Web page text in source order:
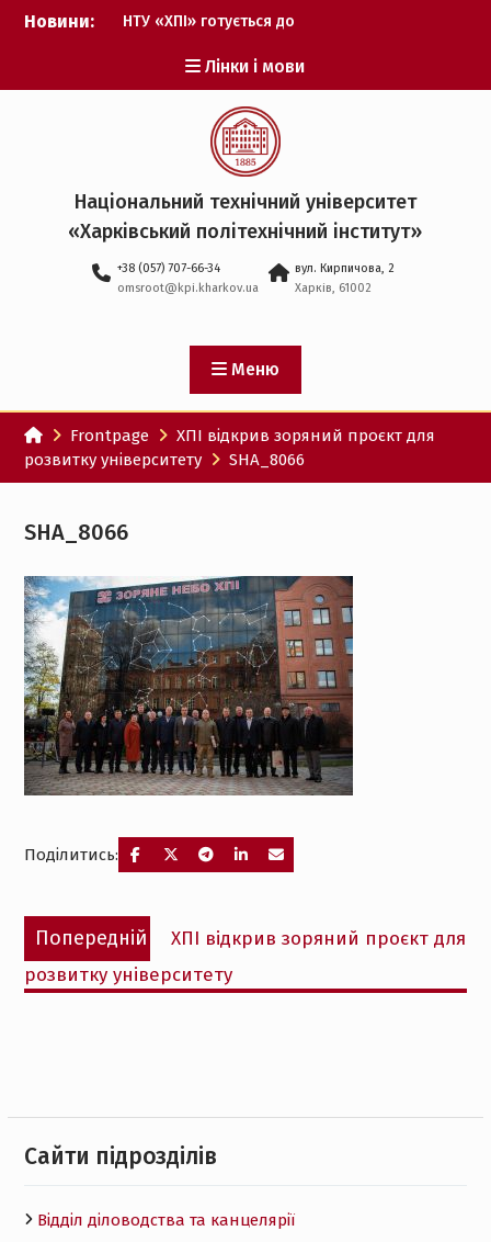
Перейти
Новини:
НТУ «ХПІ» готується до
Музичні таланти ХПІ
запрошуються на
Всеукраїнський
фестиваль «Червона
рута – 2027»
ХПІ уклав угоду про
партнерство з ДержНДІ
технологій кібербезпеки
Головнокомандувачем
Збройних Сил України
участю ХПІ обговорили
перспективи українсько-
іспанського
технологічного
партнерства
Лінки і мови
Національний технічний університет
«Харківський політехнічний iнститут»
+38 (057) 707-66-34
omsroot@kpi.kharkov.ua
вул. Кирпичова, 2
Харків, 61002
Меню
Frontpage
ХПІ відкрив зоряний проєкт для
розвитку університету
SHA_8066
SHA_8066
Поділитись:
Навігація
записів
Попередній
Попередній
запис:
ХПІ відкрив зоряний проєкт для
розвитку університету
Cайти підрозділів
Відділ діловодства та канцелярії